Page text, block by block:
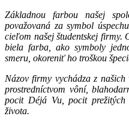
Základnou farbou našej
považovaná za symbol
cieľom našej študentskej firmy.
biela farba, ako symboly
smeru, okoreniť ho troškou
Názov firmy vychádza z
prostredníctvom vôní,
pocit Déjá Vu, pocit prežitých
života.